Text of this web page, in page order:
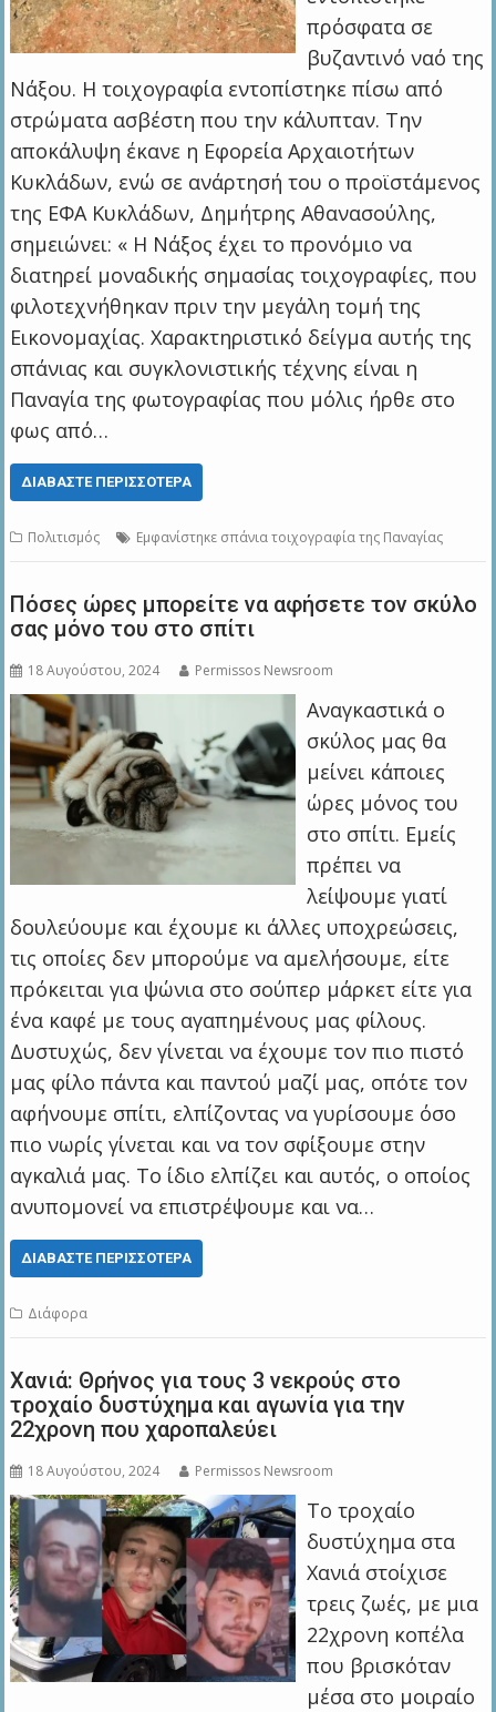
πρόσφατα σε
βυζαντινό ναό της
Νάξου. Η τοιχογραφία εντοπίστηκε πίσω από
στρώματα ασβέστη που την κάλυπταν. Την
αποκάλυψη έκανε η Εφορεία Αρχαιοτήτων
Κυκλάδων, ενώ σε ανάρτησή του ο προϊστάμενος
της ΕΦΑ Κυκλάδων, Δημήτρης Αθανασούλης,
σημειώνει: « Η Νάξος έχει το προνόμιο να
διατηρεί μοναδικής σημασίας τοιχογραφίες, που
φιλοτεχνήθηκαν πριν την μεγάλη τομή της
Εικονομαχίας. Χαρακτηριστικό δείγμα αυτής της
σπάνιας και συγκλονιστικής τέχνης είναι η
Παναγία της φωτογραφίας που μόλις ήρθε στο
φως από…
ΔΙΑΒΆΣΤΕ ΠΕΡΙΣΣΌΤΕΡΑ
Πολιτισμός Εμφανίστηκε σπάνια τοιχογραφία της Παναγίας
Πόσες ώρες μπορείτε να αφήσετε τον σκύλο
σας μόνο του στο σπίτι
18 Αυγούστου, 2024 Permissos Newsroom
Αναγκαστικά ο
σκύλος μας θα
μείνει κάποιες
ώρες μόνος του
στο σπίτι. Εμείς
πρέπει να
λείψουμε γιατί
δουλεύουμε και έχουμε κι άλλες υποχρεώσεις,
τις οποίες δεν μπορούμε να αμελήσουμε, είτε
πρόκειται για ψώνια στο σούπερ μάρκετ είτε για
ένα καφέ με τους αγαπημένους μας φίλους.
Δυστυχώς, δεν γίνεται να έχουμε τον πιο πιστό
μας φίλο πάντα και παντού μαζί μας, οπότε τον
αφήνουμε σπίτι, ελπίζοντας να γυρίσουμε όσο
πιο νωρίς γίνεται και να τον σφίξουμε στην
αγκαλιά μας. Το ίδιο ελπίζει και αυτός, ο οποίος
ανυπομονεί να επιστρέψουμε και να…
ΔΙΑΒΆΣΤΕ ΠΕΡΙΣΣΌΤΕΡΑ
Διάφορα
Χανιά: Θρήνος για τους 3 νεκρούς στο
τροχαίο δυστύχημα και αγωνία για την
22χρονη που χαροπαλεύει
18 Αυγούστου, 2024 Permissos Newsroom
Το τροχαίο
δυστύχημα στα
Χανιά στοίχισε
τρεις ζωές, με μια
22χρονη κοπέλα
που βρισκόταν
μέσα στο μοιραίο